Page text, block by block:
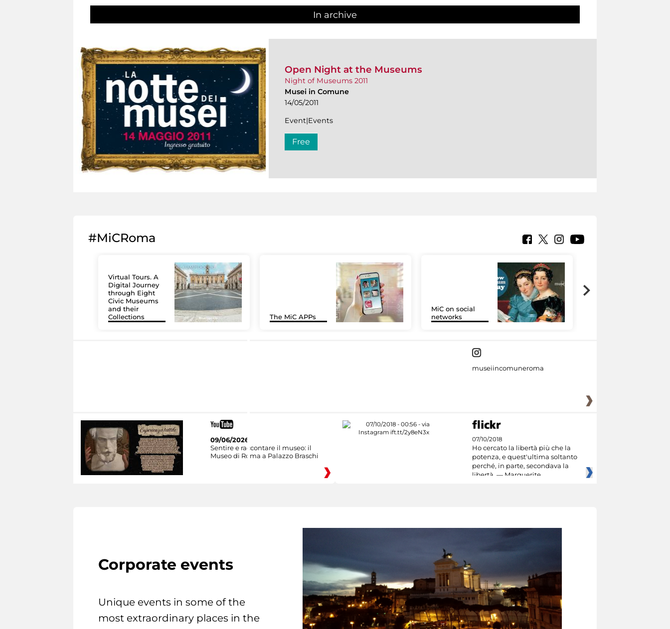
In archive
Open Night at the Museums
Night of Museums 2011
Musei in Comune
14/05/2011
Event|Events
Free
#MiCRoma
Virtual Tours. A
Digital Journey
through Eight
Civic Museums
and their
Collections
The MiC APPs
MiC on social
networks
museiincomuneroma
09/06/2026
Sentire e raccontare il museo: il
Museo di Roma a Palazzo Braschi
07/10/2018
Ho cercato la libertà più che la
potenza, e quest'ultima soltanto
perché, in parte, secondava la
libertà. — Marguerite
Corporate events
Unique events in some of the
most extraordinary places in the